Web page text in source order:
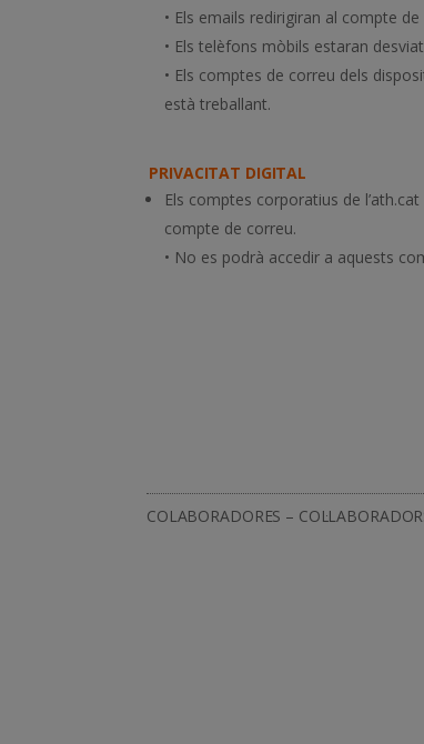
• Els emails redirigiran al compte
• Els telèfons mòbils estaran
• Els comptes de correu dels
està treballant.
PRIVACITAT DIGITAL
Els comptes corporatius de
compte de correu.
• No es podrà accedir a aquests
COLABORADORES –